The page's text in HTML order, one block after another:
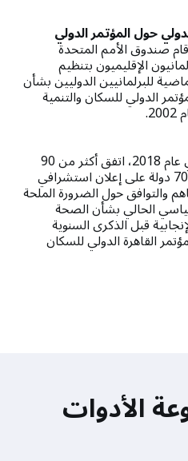
حول المؤتمر الدولي
قام صندوق الأمم المتحدة
الإقليميون بتنظيم
للبرلمانيين الدوليين بشأن
الدولي للسكان والتنمية
في الآونة الأخيرة، في عام 2018، اتفق أكثر من 90
برلمانيًا من أكثر من 70 دولة على إعلان استشرافي
والتوافق حول الضرورة الملحة
الحالي بشأن الصحة
قبل الذكرى السنوية
القاهرة الدولي للسكان
الأدوات